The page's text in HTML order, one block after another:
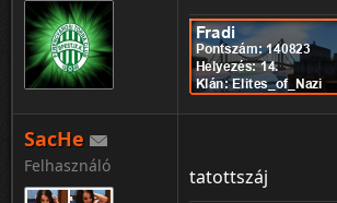
SacHe
Felhasználó tatottszáj